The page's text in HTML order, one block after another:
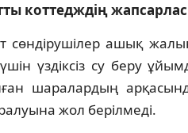
коттедждің жапсарлас
ашық
үздіксіз су беру
шаралардың
жол берілмеді.